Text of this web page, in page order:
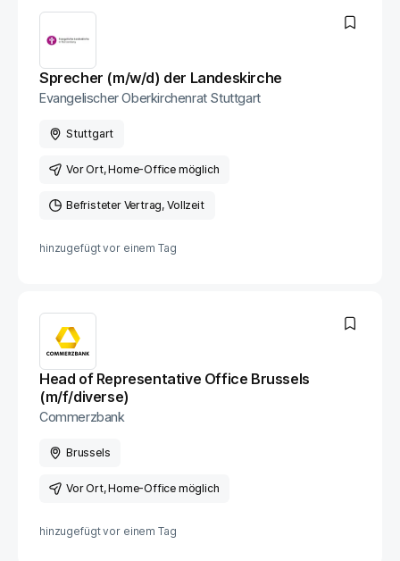
Sprecher (m/w/d) der Landeskirche
Evangelischer Oberkirchenrat Stuttgart
Stuttgart
Vor Ort, Home-Office möglich
Befristeter Vertrag Vollzeit
hinzugefügt vor einem Tag
Head of Representative Office Brussels
(m/f/diverse)
Commerzbank
Brussels
Vor Ort, Home-Office möglich
hinzugefügt vor einem Tag